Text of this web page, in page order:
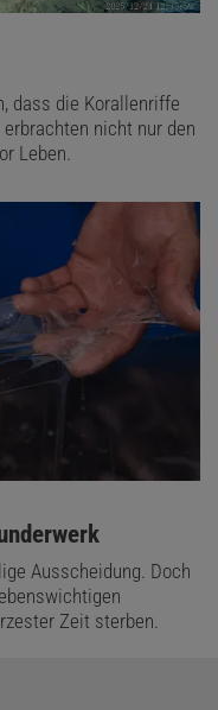
dass die Korallenriffe
nicht nur den
Leben.
Ausscheidung. Doch
Zeit sterben.